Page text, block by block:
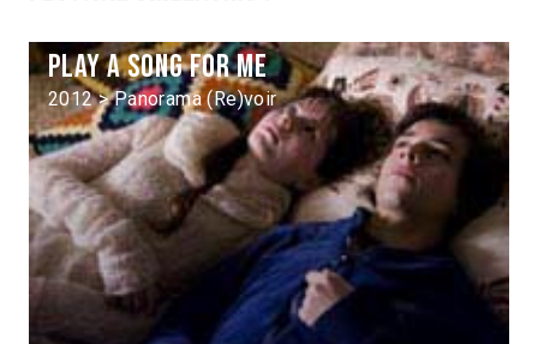
Play a Song for Me
2012 > Panorama (Re)voir